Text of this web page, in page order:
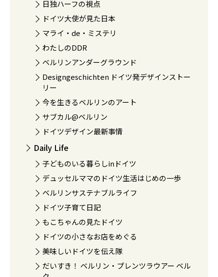
日独ハーフの視点
ドイツ大使が見た日本
マライ・de・ミステリ
わたしのDDR
ベルリンアンダーグラウンド
Designgeschichten ドイツ発デザインストー
リー
今を生きるベルリンのアート
サブカル@ベルリン
ドイツデザイン最新事情
Daily Life
子どものいる暮らしinドイツ
デュッセルママのドイツ生活はじめの一歩
ベルリンサステナブルライフ
ドイツ子育て日記
もこちゃんの見たドイツ
ドイツの小さなお店をめぐる
美味しいドイツを伝え隊
だいすき！ ベルリン・プレンツラウアー ベル